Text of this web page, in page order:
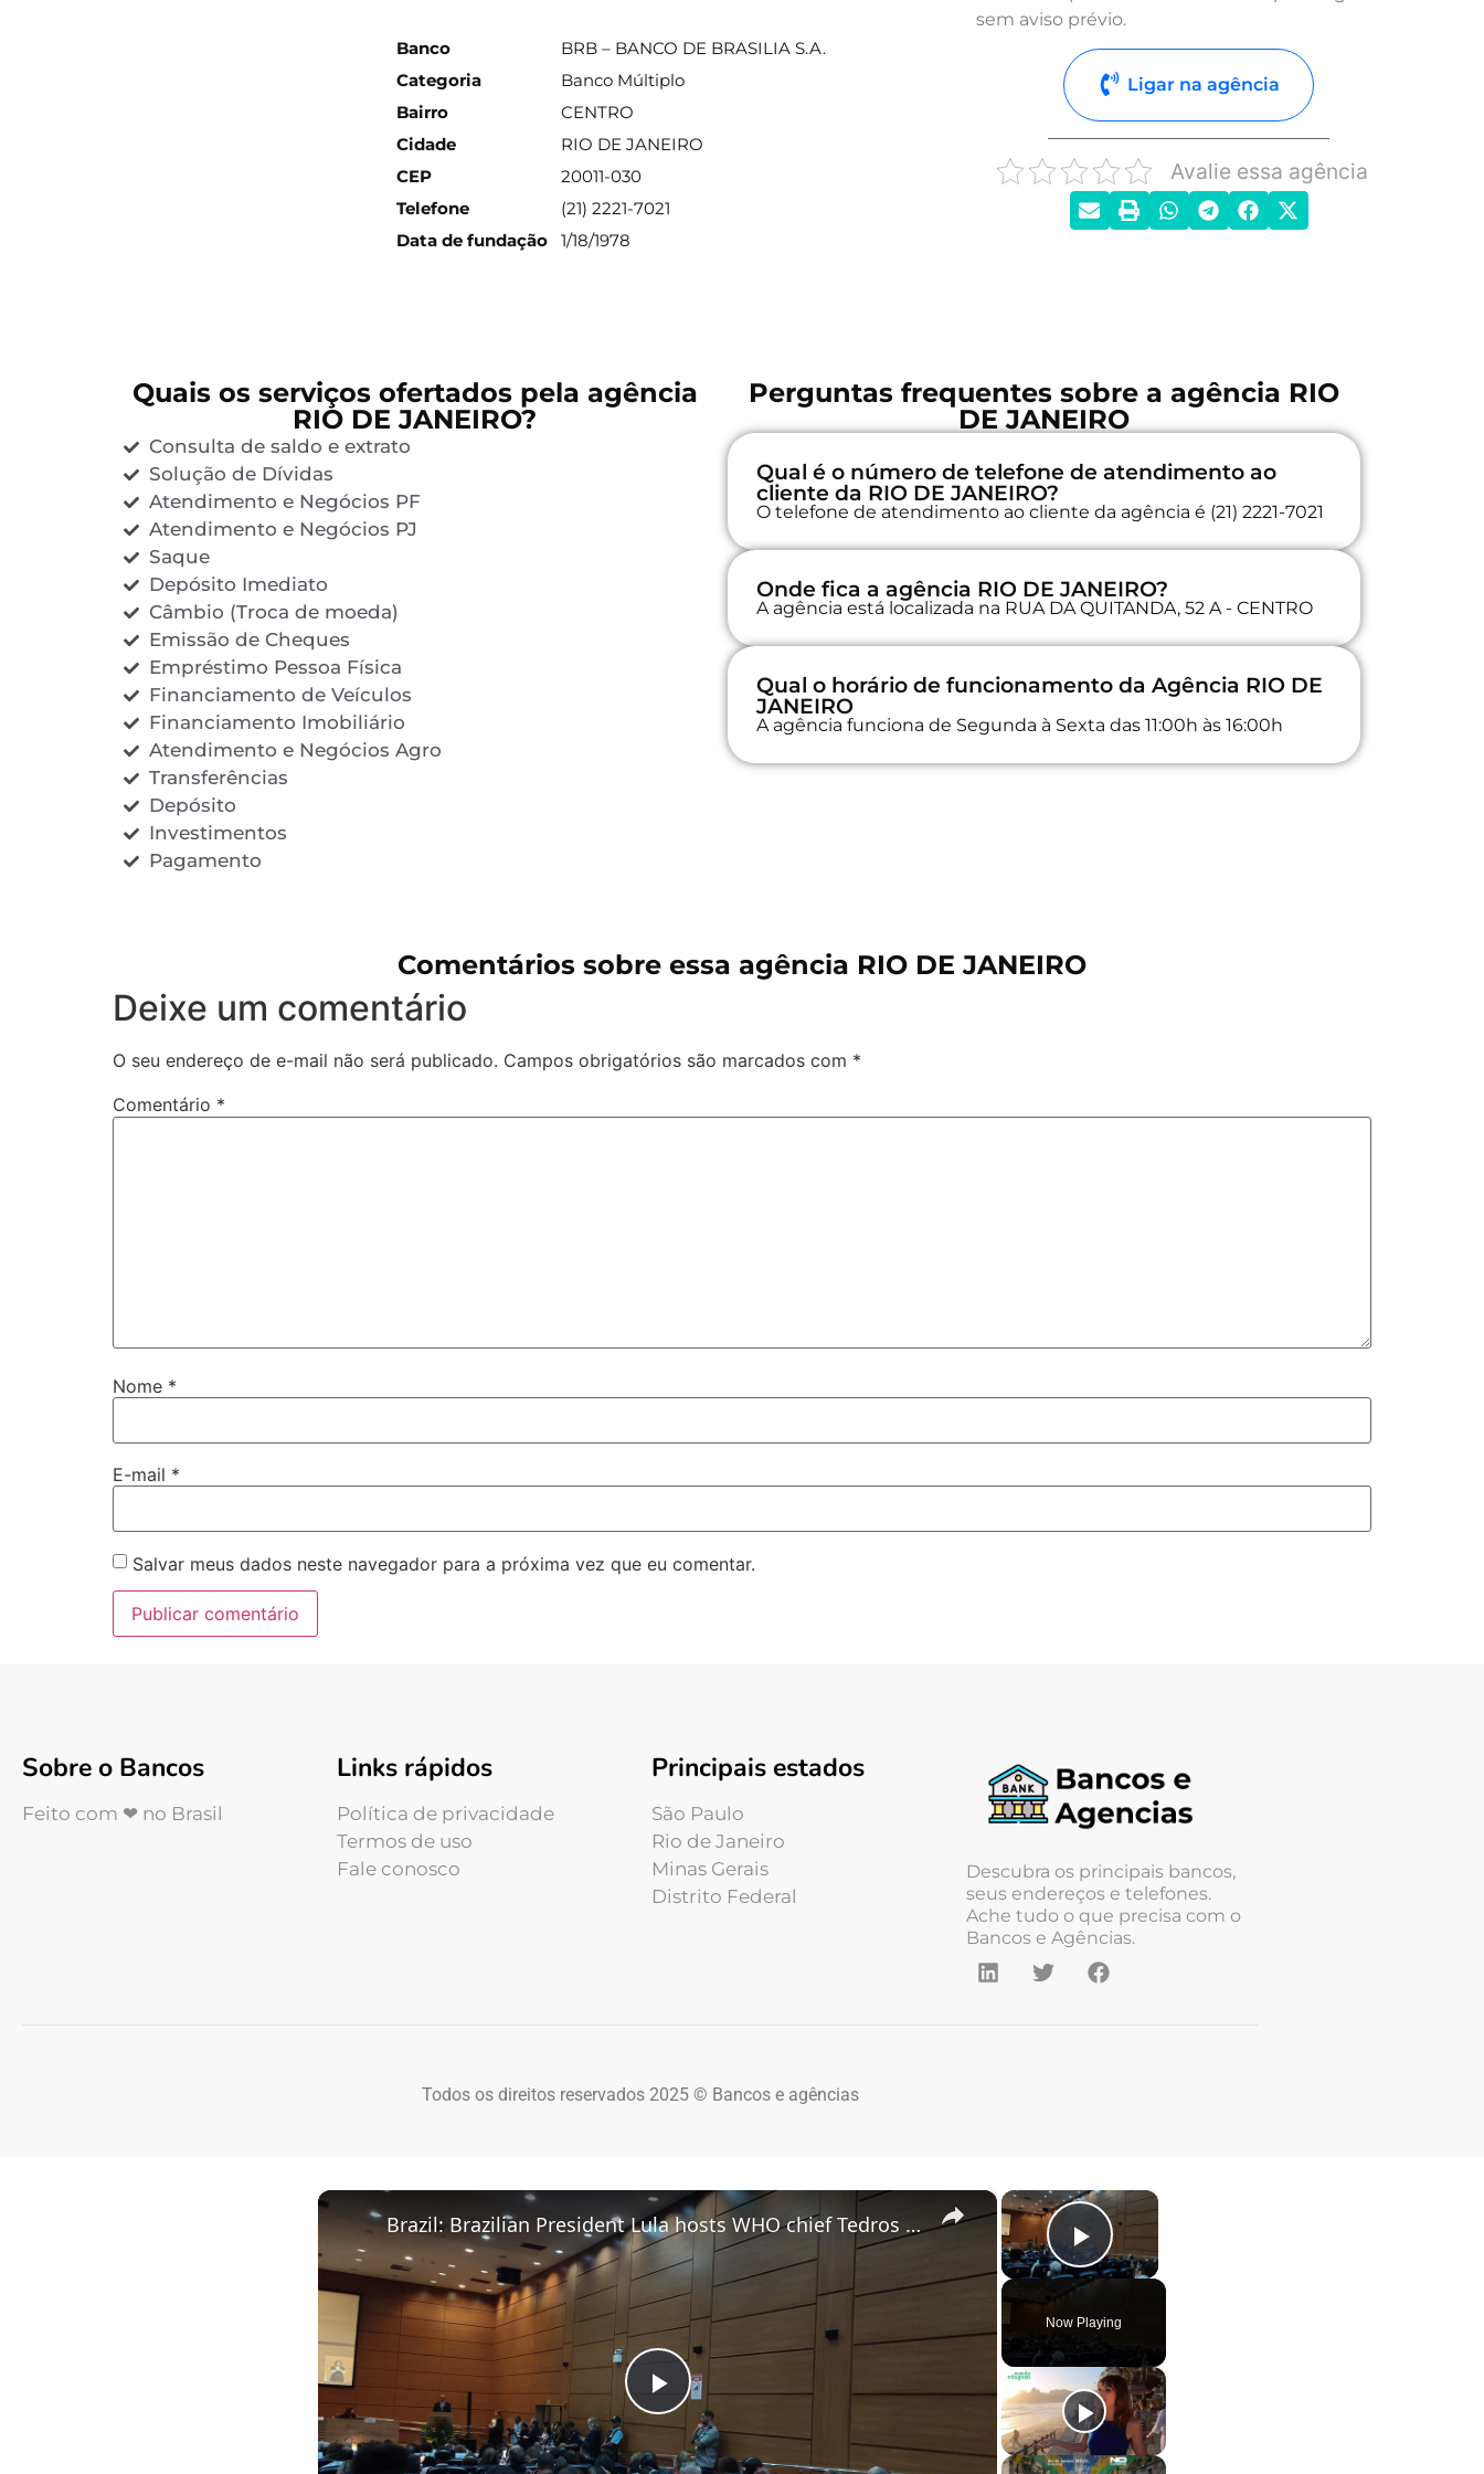
Banco
BRB – BANCO DE BRASILIA S.A.
Categoria
Banco Múltiplo
Bairro
CENTRO
Cidade
RIO DE JANEIRO
CEP
20011-030
Telefone
(21) 2221-7021
Data de fundação
1/18/1978
sem aviso prévio.
Ligar na agência
Avalie essa agência
Quais os serviços ofertados pela agência
RIO DE JANEIRO?
Consulta de saldo e extrato
Solução de Dívidas
Atendimento e Negócios PF
Atendimento e Negócios PJ
Saque
Depósito Imediato
Câmbio (Troca de moeda)
Emissão de Cheques
Empréstimo Pessoa Física
Financiamento de Veículos
Financiamento Imobiliário
Atendimento e Negócios Agro
Transferências
Depósito
Investimentos
Pagamento
Perguntas frequentes sobre a agência RIO
DE JANEIRO
Qual é o número de telefone de atendimento ao
cliente da RIO DE JANEIRO?
O telefone de atendimento ao cliente da agência é (21) 2221-7021
Onde fica a agência RIO DE JANEIRO?
A agência está localizada na RUA DA QUITANDA, 52 A - CENTRO
Qual o horário de funcionamento da Agência RIO DE
JANEIRO
A agência funciona de Segunda à Sexta das 11:00h às 16:00h
Comentários sobre essa agência RIO DE JANEIRO
Deixe um comentário
O seu endereço de e-mail não será publicado. Campos obrigatórios são marcados com *
Comentário *
Nome *
E-mail *
Salvar meus dados neste navegador para a próxima vez que eu comentar.
Sobre o Bancos
Feito com ❤ no Brasil
Links rápidos
Política de privacidade
Termos de uso
Fale conosco
Principais estados
São Paulo
Rio de Janeiro
Minas Gerais
Distrito Federal
Descubra os principais bancos,
seus endereços e telefones.
Ache tudo o que precisa com o
Bancos e Agências.
Todos os direitos reservados 2025 © Bancos e agências
×
Play Video
Now Playing
×
Play Video
Brazil: Brazilian President Lula hosts WHO chief Tedros in Rio.